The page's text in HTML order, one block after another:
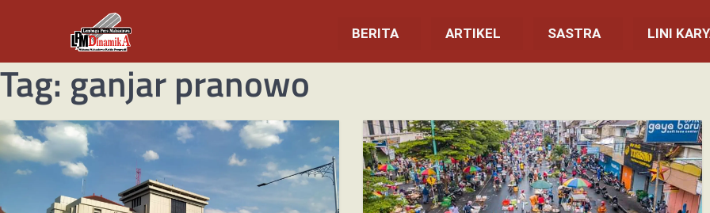
BERITA ARTIKEL SASTRA LINI
Tag: ganjar pranowo